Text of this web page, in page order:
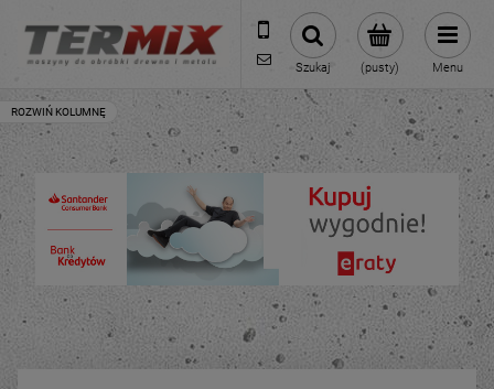
531-422-377
sklep@termixpily.pl
(pusty)
Szukaj Menu